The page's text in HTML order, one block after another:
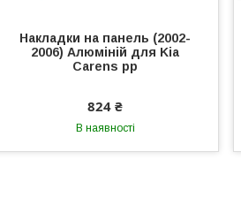
Накладки на панель (2002-
2006) Алюміній для Kia
Carens рр
824 ₴
В наявності